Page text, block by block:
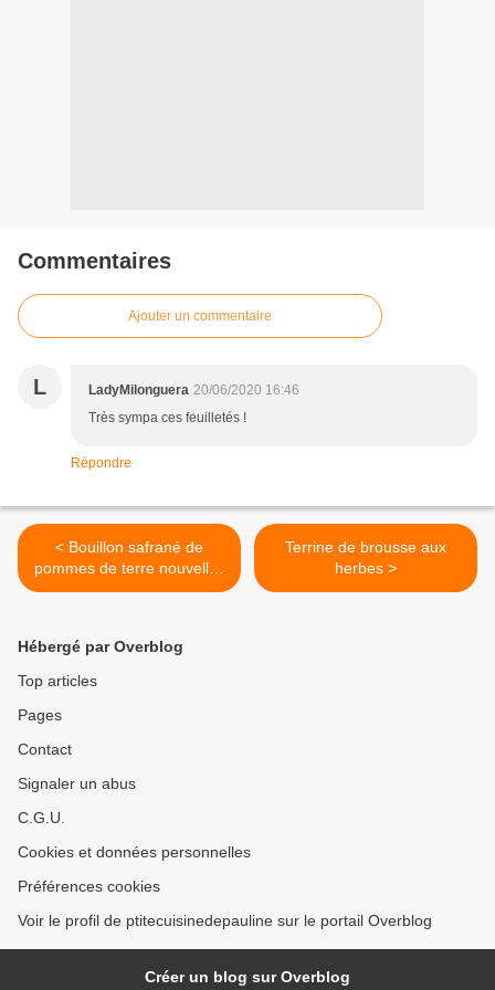
Commentaires
Ajouter un commentaire
L LadyMilonguera 20/06/2020 16:46
Très sympa ces feuilletés !
Répondre
< Bouillon safrané de
pommes de terre nouvelles
façon bouillabaisse
Terrine de brousse aux
herbes >
Hébergé par Overblog
Top articles
Pages
Contact
Signaler un abus
C.G.U.
Cookies et données personnelles
Préférences cookies
Voir le profil de ptitecuisinedepauline sur le portail Overblog
Créer un blog sur Overblog